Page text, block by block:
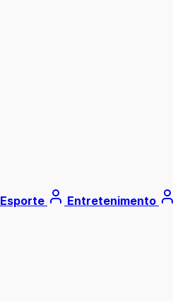
Esporte Entretenimento